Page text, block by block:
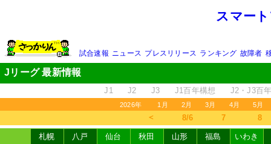
スマー
試合速報 ニュース プレスリリース ランキング 故障者
Jリーグ 最新情報
J1 J2 J3 J1百年構想 J2・J3百
2026年 1月 2月 3月 4月 5月
＜ 8/6 7 8
札幌 八戸 仙台 秋田 山形 福島
いわき